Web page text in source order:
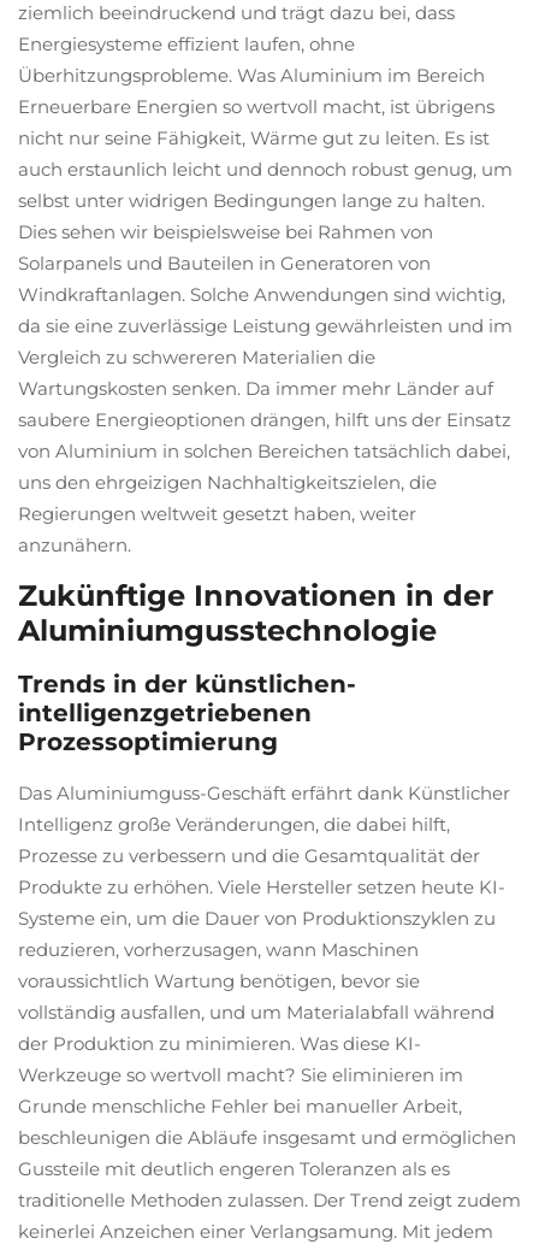
ziemlich beeindruckend und trägt dazu bei, dass
Energiesysteme effizient laufen, ohne
Überhitzungsprobleme. Was Aluminium im Bereich
Erneuerbare Energien so wertvoll macht, ist übrigens
nicht nur seine Fähigkeit, Wärme gut zu leiten. Es ist
auch erstaunlich leicht und dennoch robust genug, um
selbst unter widrigen Bedingungen lange zu halten.
Dies sehen wir beispielsweise bei Rahmen von
Solarpanels und Bauteilen in Generatoren von
Windkraftanlagen. Solche Anwendungen sind wichtig,
da sie eine zuverlässige Leistung gewährleisten und im
Vergleich zu schwereren Materialien die
Wartungskosten senken. Da immer mehr Länder auf
saubere Energieoptionen drängen, hilft uns der Einsatz
von Aluminium in solchen Bereichen tatsächlich dabei,
uns den ehrgeizigen Nachhaltigkeitszielen, die
Regierungen weltweit gesetzt haben, weiter
anzunähern.
Zukünftige Innovationen in der
Aluminiumgusstechnologie
Trends in der künstlichen-
intelligenzgetriebenen
Prozessoptimierung
Das Aluminiumguss-Geschäft erfährt dank Künstlicher
Intelligenz große Veränderungen, die dabei hilft,
Prozesse zu verbessern und die Gesamtqualität der
Produkte zu erhöhen. Viele Hersteller setzen heute KI-
Systeme ein, um die Dauer von Produktionszyklen zu
reduzieren, vorherzusagen, wann Maschinen
voraussichtlich Wartung benötigen, bevor sie
vollständig ausfallen, und um Materialabfall während
der Produktion zu minimieren. Was diese KI-
Werkzeuge so wertvoll macht? Sie eliminieren im
Grunde menschliche Fehler bei manueller Arbeit,
beschleunigen die Abläufe insgesamt und ermöglichen
Gussteile mit deutlich engeren Toleranzen als es
traditionelle Methoden zulassen. Der Trend zeigt zudem
keinerlei Anzeichen einer Verlangsamung. Mit jedem